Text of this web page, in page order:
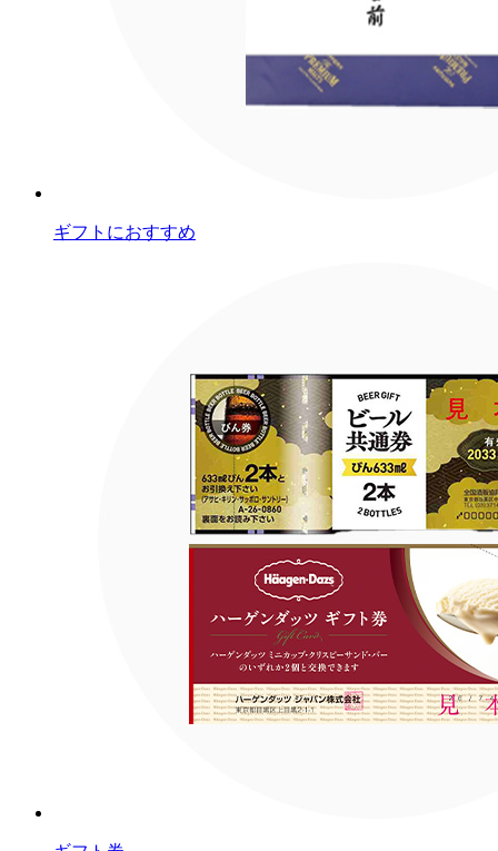
ギフトにおすすめ